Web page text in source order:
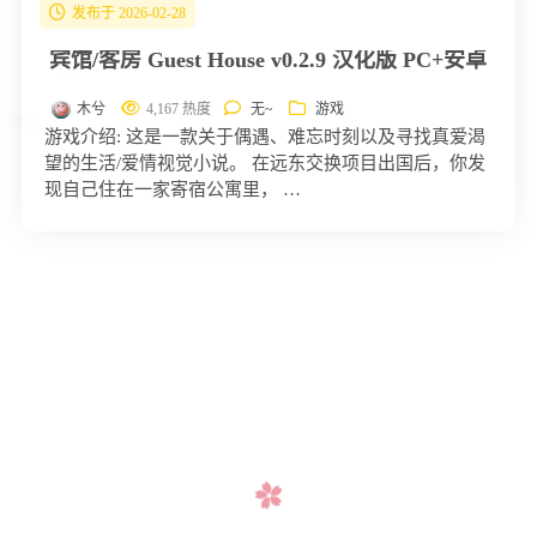
发布于 2026-02-28
宾馆/客房 Guest House v0.2.9 汉化版 PC+安卓
木兮 4,167 热度 无~ 游戏
游戏介绍: 这是一款关于偶遇、难忘时刻以及寻找真爱渴
望的生活/爱情视觉小说。 在远东交换项目出国后，你发
现自己住在一家寄宿公寓里， …